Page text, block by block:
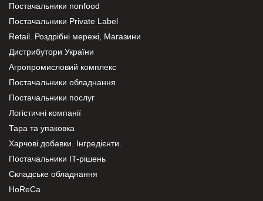
Постачальники nonfood
Постачальники Private Label
Retail. Роздрібні мережі, Магазини
Дистрибутори України
Агропромисловий комплекс
Постачальники обладнання
Постачальники послуг
Логістичні компанії
Тара та упаковка
Харчові добавки. Інгредієнти.
Постачальники IT-рішень
Складське обладнання
HoReCa